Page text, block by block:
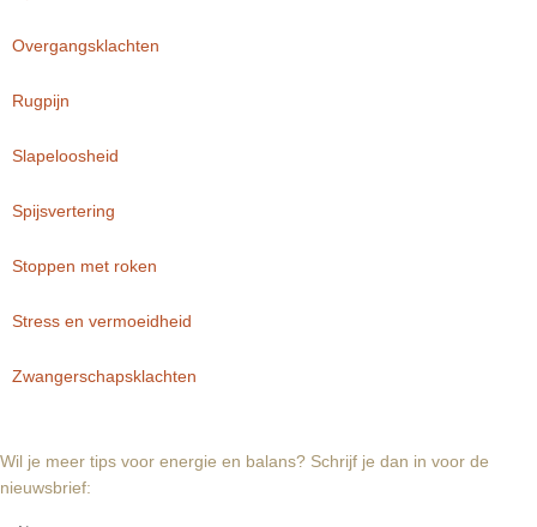
Overgangsklachten
Rugpijn
Slapeloosheid
Spijsvertering
Stoppen met roken
Stress en vermoeidheid
Zwangerschapsklachten
Wil je meer tips voor energie en balans? Schrijf je dan in voor de
nieuwsbrief: